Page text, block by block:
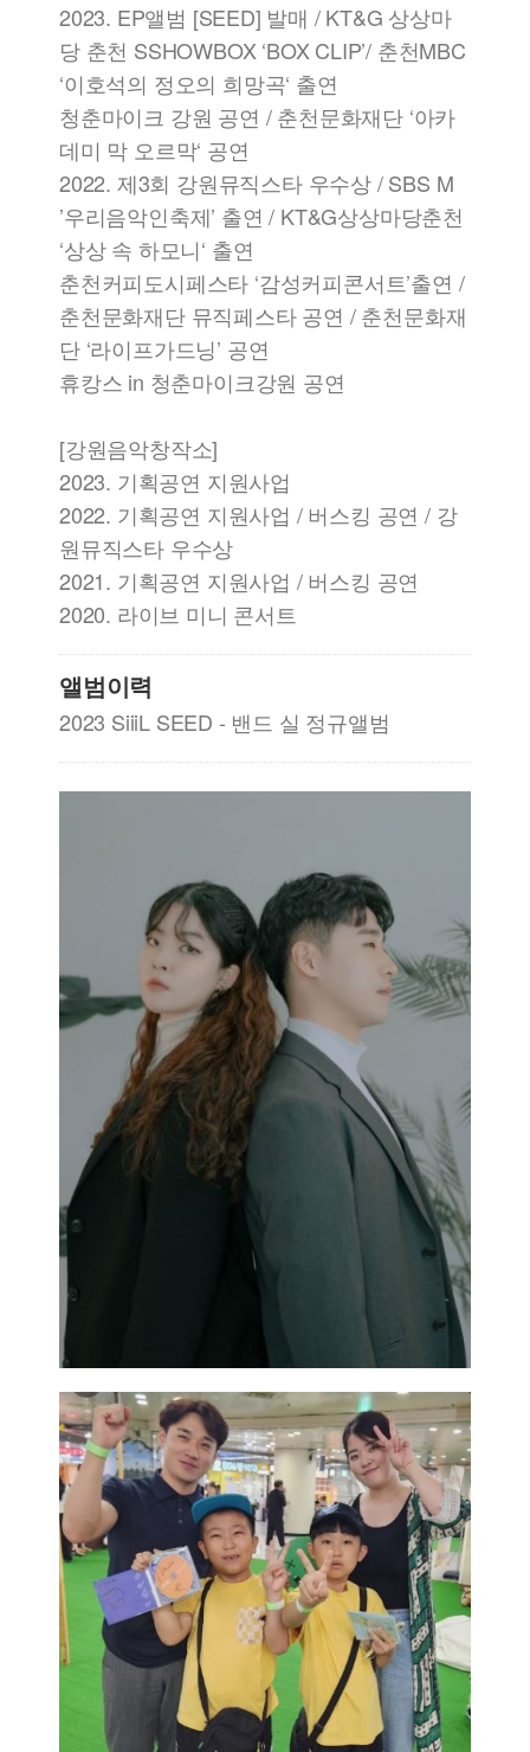
2023. EP앨범 [SEED] 발매 / KT&G 상상마
당 춘천 SSHOWBOX ‘BOX CLIP’/ 춘천MBC
‘이호석의 정오의 희망곡‘ 출연
청춘마이크 강원 공연 / 춘천문화재단 ‘아카
데미 막 오르막‘ 공연
2022. 제3회 강원뮤직스타 우수상 / SBS M
’우리음악인축제’ 출연 / KT&G상상마당춘천
‘상상 속 하모니‘ 출연
춘천커피도시페스타 ‘감성커피콘서트’출연 /
춘천문화재단 뮤직페스타 공연 / 춘천문화재
단 ‘라이프가드닝’ 공연
휴캉스 in 청춘마이크강원 공연
[강원음악창작소]
2023. 기획공연 지원사업
2022. 기획공연 지원사업 / 버스킹 공연 / 강
원뮤직스타 우수상
2021. 기획공연 지원사업 / 버스킹 공연
2020. 라이브 미니 콘서트
앨범이력
2023 SiiiL SEED - 밴드 실 정규앨범